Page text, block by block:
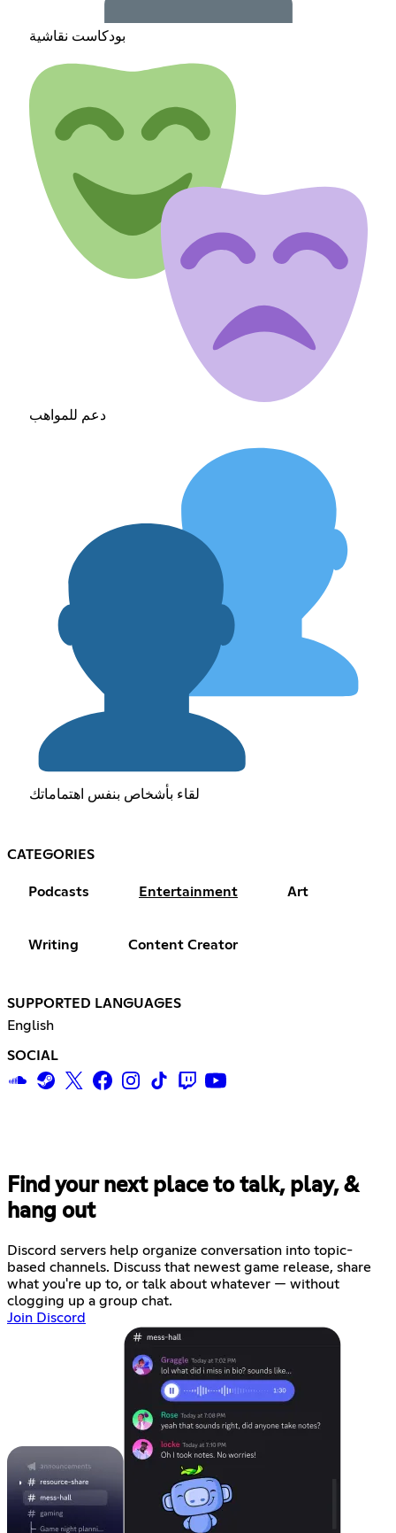
بودكاست نقاشية
دعم للمواهب
لقاء بأشخاص بنفس اهتماماتك
CATEGORIES
Podcasts Entertainment Art
Writing Content Creator
SUPPORTED LANGUAGES
English
SOCIAL
Find your next place to talk, play, &
hang out
Discord servers help organize conversation into topic-
based channels. Discuss that newest game release, share
what you're up to, or talk about whatever — without
clogging up a group chat.
Join Discord